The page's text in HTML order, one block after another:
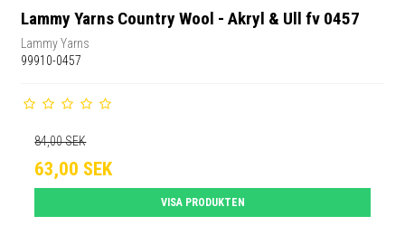
Lammy Yarns Country Wool - Akryl & Ull fv 0457
Lammy Yarns
99910-0457
84,00 SEK
63,00 SEK
VISA PRODUKTEN